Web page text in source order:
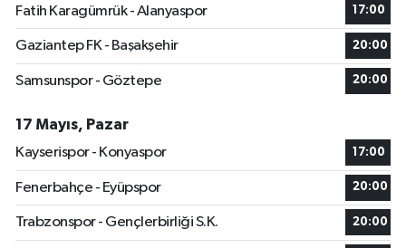
Fatih Karagümrük - Alanyaspor
17:00
Gaziantep FK - Başakşehir 20:00
Samsunspor - Göztepe 20:00
17 Mayıs, Pazar
Kayserispor - Konyaspor
17:00
Fenerbahçe - Eyüpspor 20:00
Trabzonspor - Gençlerbirliği S.K. 20:00